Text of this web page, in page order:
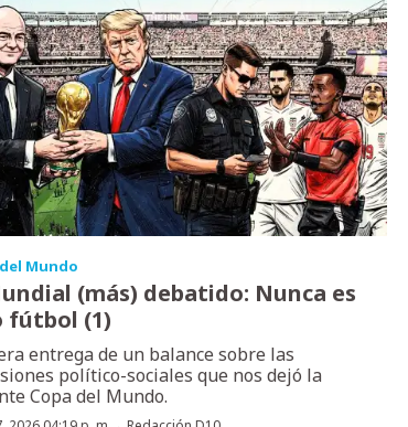
Mundo
(más) debatido: Nunca es
fútbol (1)
entrega de un balance sobre las
político-sociales que nos dejó la
Copa del Mundo.